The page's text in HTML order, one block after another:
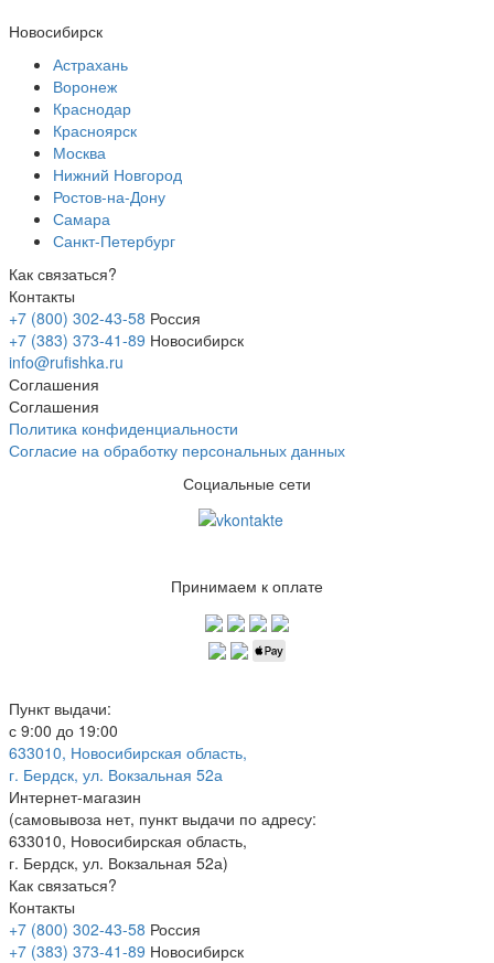
Новосибирск
Астрахань
Воронеж
Краснодар
Красноярск
Москва
Нижний Новгород
Ростов-на-Дону
Самара
Санкт-Петербург
Как связаться?
Контакты
+7 (800) 302-43-58 Россия
+7 (383) 373-41-89 Новосибирск
info@rufishka.ru
Соглашения
Соглашения
Политика конфиденциальности
Согласие на обработку персональных данных
Социальные сети
Принимаем к оплате
Пункт выдачи:
с 9:00 до 19:00
633010, Новосибирская область,
г. Бердск, ул. Вокзальная 52а
Интернет-магазин
(самовывоза нет, пункт выдачи по адресу:
633010, Новосибирская область,
г. Бердск, ул. Вокзальная 52а)
Как связаться?
Контакты
+7 (800) 302-43-58 Россия
+7 (383) 373-41-89 Новосибирск